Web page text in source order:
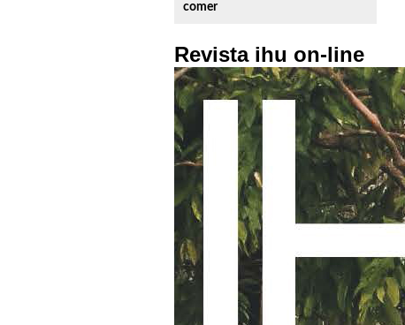
comer
Revista ihu on-line